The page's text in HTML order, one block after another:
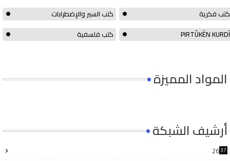
كتب السير والإضطرابات
كتب فكرية
كتب فلسفية
PIRTÛKÊN KURDÎ
المواد المميزة
أرشيف الشبكة
2637